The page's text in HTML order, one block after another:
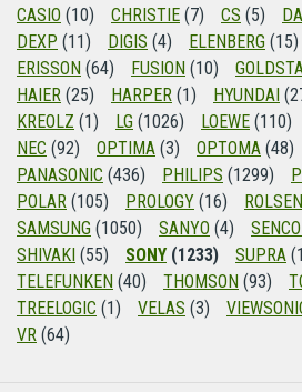
CASIO (10) CHRISTIE (7) CS (5)
DEXP (11) DIGIS (4) ELENBERG (15)
ERISSON (64) FUSION (10)
HAIER (25) HARPER (1) HYUNDAI
KREOLZ (1) LG (1026) LOEWE (110)
NEC (92) OPTIMA (3) OPTOMA (48)
PANASONIC (436) PHILIPS (1299)
POLAR (105) PROLOGY (16) ROLSEN
SAMSUNG (1050) SANYO (4)
SHIVAKI (55) SONY (1233) SUPRA
TELEFUNKEN (40) THOMSON (93)
TREELOGIC (1) VELAS (3)
VR (64)